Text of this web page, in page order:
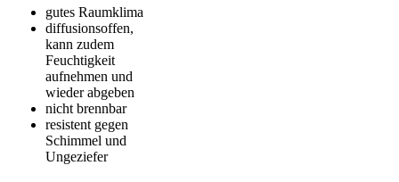
gutes Raumklima
diffusionsoffen,
kann zudem
Feuchtigkeit
aufnehmen und
wieder abgeben
nicht brennbar
resistent gegen
Schimmel und
Ungeziefer